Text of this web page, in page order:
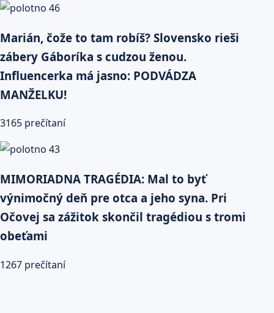
Marián, čože to tam robíš? Slovensko rieši
zábery Gáboríka s cudzou ženou.
Influencerka má jasno: PODVÁDZA
MANŽELKU!
3165 prečítaní
MIMORIADNA TRAGÉDIA: Mal to byť
výnimočný deň pre otca a jeho syna. Pri
Očovej sa zážitok skončil tragédiou s tromi
obeťami
1267 prečítaní